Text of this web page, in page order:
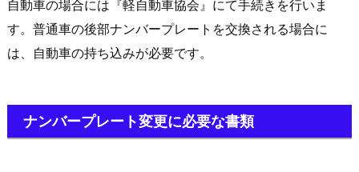
自動車の場合には『軽自動車協会』にて手続きを行いま
す。普通車の後部ナンバープレートを交換される場合に
は、自動車の持ち込みが必要です。
ナンバープレート変更に必要な書類